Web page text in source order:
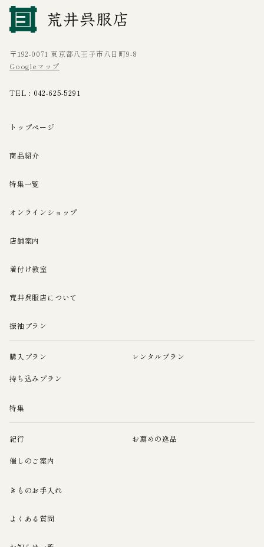
〒192-0071 東京都八王子市八日町9-8
Googleマップ
TEL : 042-625-5291
トップページ
商品紹介
特集一覧
オンラインショップ
店舗案内
着付け教室
荒井呉服店について
振袖プラン
購入プラン レンタルプラン
持ち込みプラン
特集
紀行 お薦めの逸品
催しのご案内
きものお手入れ
よくある質問